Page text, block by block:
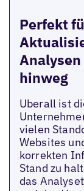
Perfekt
hinweg
Uberall ist
vielen
Websites
korrekten
Stand zu
das